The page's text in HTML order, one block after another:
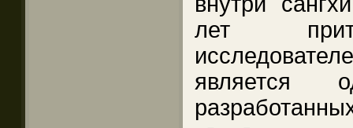
лет
является